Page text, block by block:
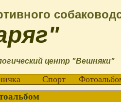
центр "Вешняки"
Спорт